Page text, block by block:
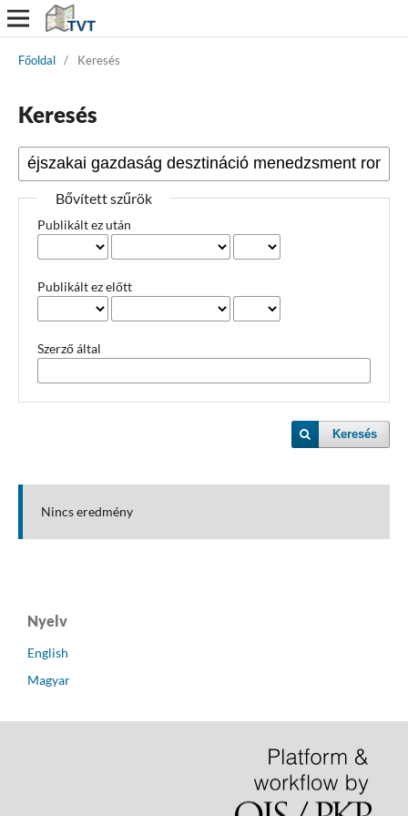
Főoldal / Keresés
Keresés
Bővített szűrök
Publikált ez után
Publikált ez előtt
Szerző által
Keresés
Nincs eredmény
Nyelv
English
Magyar